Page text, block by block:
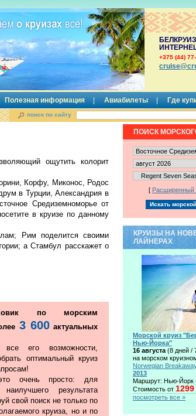
БЕЛКРУИЗ
+375 (44)
Полезная информация Авиабилеты Где
поиск по сайту
ощутить колорит
Корфу, Миконос, Родос
в Турции, Александрия в
Средиземноморье от
в круизе по данному
Рим поделится своими
а Стамбул расскажет о
по морским
3 600актуальных
все его возможности,
оптимальный круиз
очень просто: для
наилучшего результата
свой поиск не только по
круиза, но и по
ПОИСК
[ Расширенный
КРУИЗЫ НА
ЛАЙНЕРАХ
Морской круиз
Нью-Йорка"
16 августа (8 дней /
на морском
Norwegian
2013
Маршрут: Нью-Йорк
Стоимость от 1299
посмотреть все »